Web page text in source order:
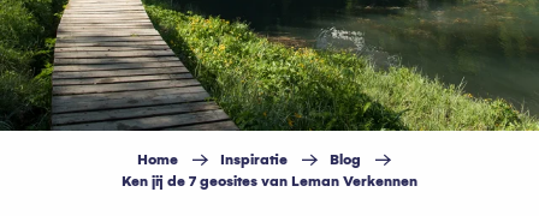
Home Inspiratie
Blog
Ken jij de 7 geosites van Leman Verkennen